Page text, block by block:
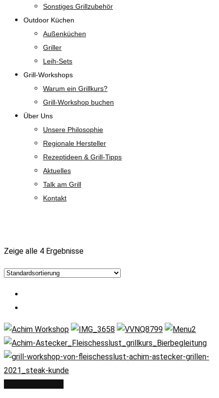
Sonstiges Grillzubehör
Outdoor Küchen
Außenküchen
Griller
Leih-Sets
Grill-Workshops
Warum ein Grillkurs?
Grill-Workshop buchen
Über Uns
Unsere Philosophie
Regionale Hersteller
Rezeptideen & Grill-Tipps
Aktuelles
Talk am Grill
Kontakt
Zeige alle 4 Ergebnisse